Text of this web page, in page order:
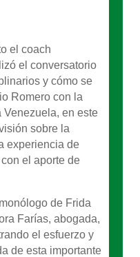
el coach
el conversatorio
y cómo se
Romero con la
Venezuela, en este
sobre la
experiencia de
el aporte de
de Frida
Farías, abogada,
el esfuerzo y
de esta importante